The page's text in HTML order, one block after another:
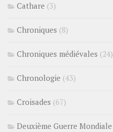
Cathare (3)
Chroniques (8)
Chroniques médiévales (24)
Chronologie (43)
Croisades (67)
Deuxième Guerre Mondiale